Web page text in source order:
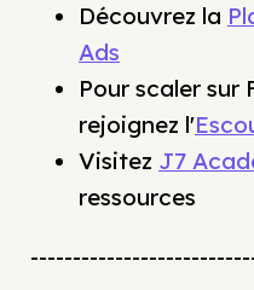
Découvrez la
Ads
Pour scaler sur
rejoignez l'
Visitez J7
ressources